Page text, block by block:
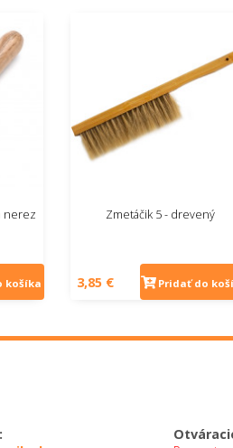
nerez
košíka
Zmetáčik 5 - drevený
3,85 € Pridať do